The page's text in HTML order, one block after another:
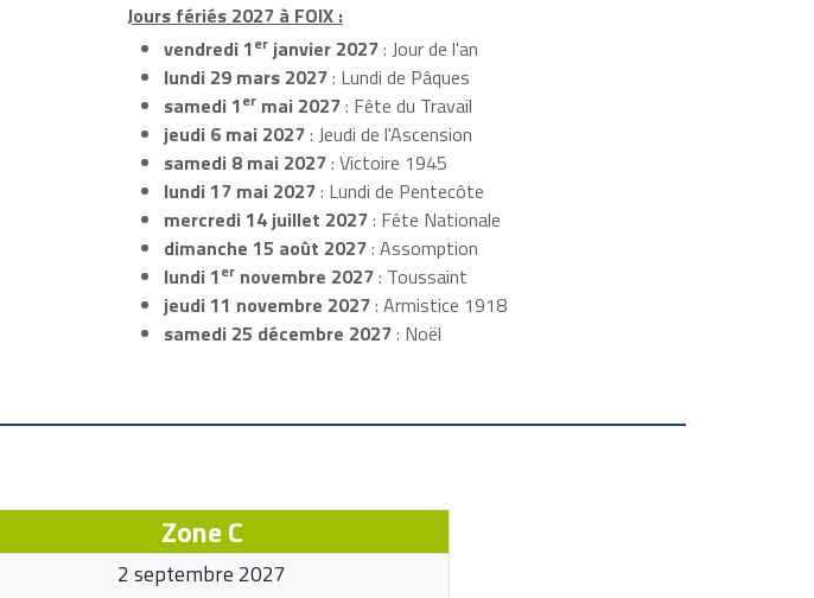
Jours fériés 2027 à FOIX :
vendredi 1erjanvier 2027: Jour de l'an
lundi 29 mars 2027: Lundi de Pâques
samedi 1ermai 2027: Fête du Travail
jeudi 6 mai 2027: Jeudi de l'Ascension
samedi 8 mai 2027: Victoire 1945
lundi 17 mai 2027: Lundi de Pentecôte
mercredi 14 juillet 2027: Fête Nationale
dimanche 15 août 2027: Assomption
lundi 1ernovembre 2027: Toussaint
jeudi 11 novembre 2027: Armistice 1918
samedi 25 décembre 2027: Noël
Zone C
2 septembre 2027